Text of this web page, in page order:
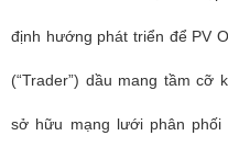
định hướng phát triển để PV
(“Trader”) dầu mang tầm cỡ
sở hữu mạng lưới phân phối